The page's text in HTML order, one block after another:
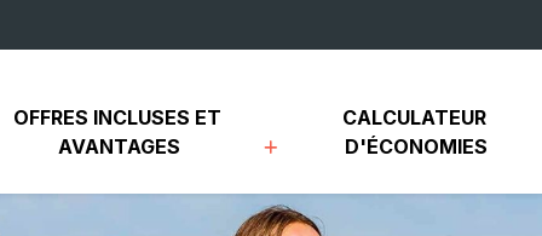
OFFRES INCLUSES ET
AVANTAGES
CALCULATEUR
D'ÉCONOMIES